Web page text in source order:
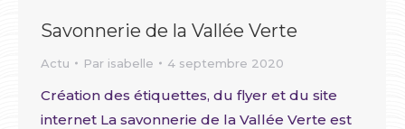
Savonnerie de la Vallée Verte
Actu Par isabelle 4 septembre 2020
Création des étiquettes, du flyer et du site
internet La savonnerie de la Vallée Verte est